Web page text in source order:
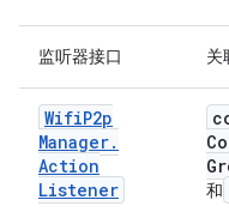
监听器接口 关
WifiP2p
Manager.
Action
Listener
和